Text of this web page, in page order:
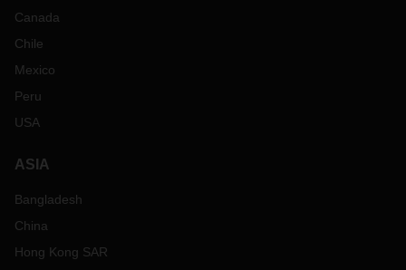
Canada
Chile
Mexico
Peru
USA
ASIA
Bangladesh
China
Hong Kong SAR